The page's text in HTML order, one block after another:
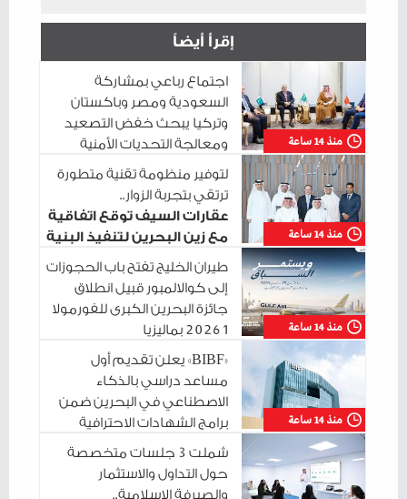
إقرأ أيضاً
منذ 14 ساعة
اجتماع رباعي بمشاركة
السعودية ومصر وباكستان
وتركيا يبحث خفض التصعيد
ومعالجة التحديات الأمنية
الراهنة
منذ 14 ساعة
لتوفير منظومة تقنية متطورة
ترتقي بتجربة الزوار..
عقارات السيف توقع اتفاقية
مع زين البحرين لتنفيذ البنية
التحتية الرقمية
منذ 14 ساعة
طيران الخليج تفتح باب الحجوزات
إلى كوالالمبور قبيل انطلاق
جائزة البحرين الكبرى للفورمولا
1 2026 بماليزيا
منذ 14 ساعة
«BIBF» يعلن تقديم أول
مساعد دراسي بالذكاء
الاصطناعي في البحرين ضمن
برامج الشهادات الاحترافية
شملت 3 جلسات متخصصة
حول التداول والاستثمار
والصيرفة الإسلامية..